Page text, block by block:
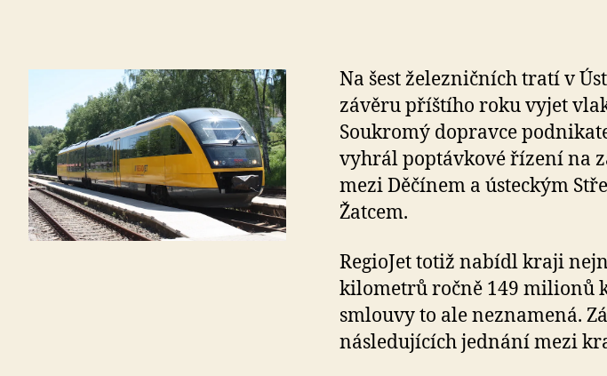
Na šest železničních tratí v
závěru příštího roku vyjet
Soukromý dopravce
vyhrál poptávkové řízení na
mezi Děčínem a ústeckým
Žatcem.
RegioJet totiž nabídl kraji
kilometrů ročně 149 milionů
smlouvy to ale neznamená.
následujících jednání mezi